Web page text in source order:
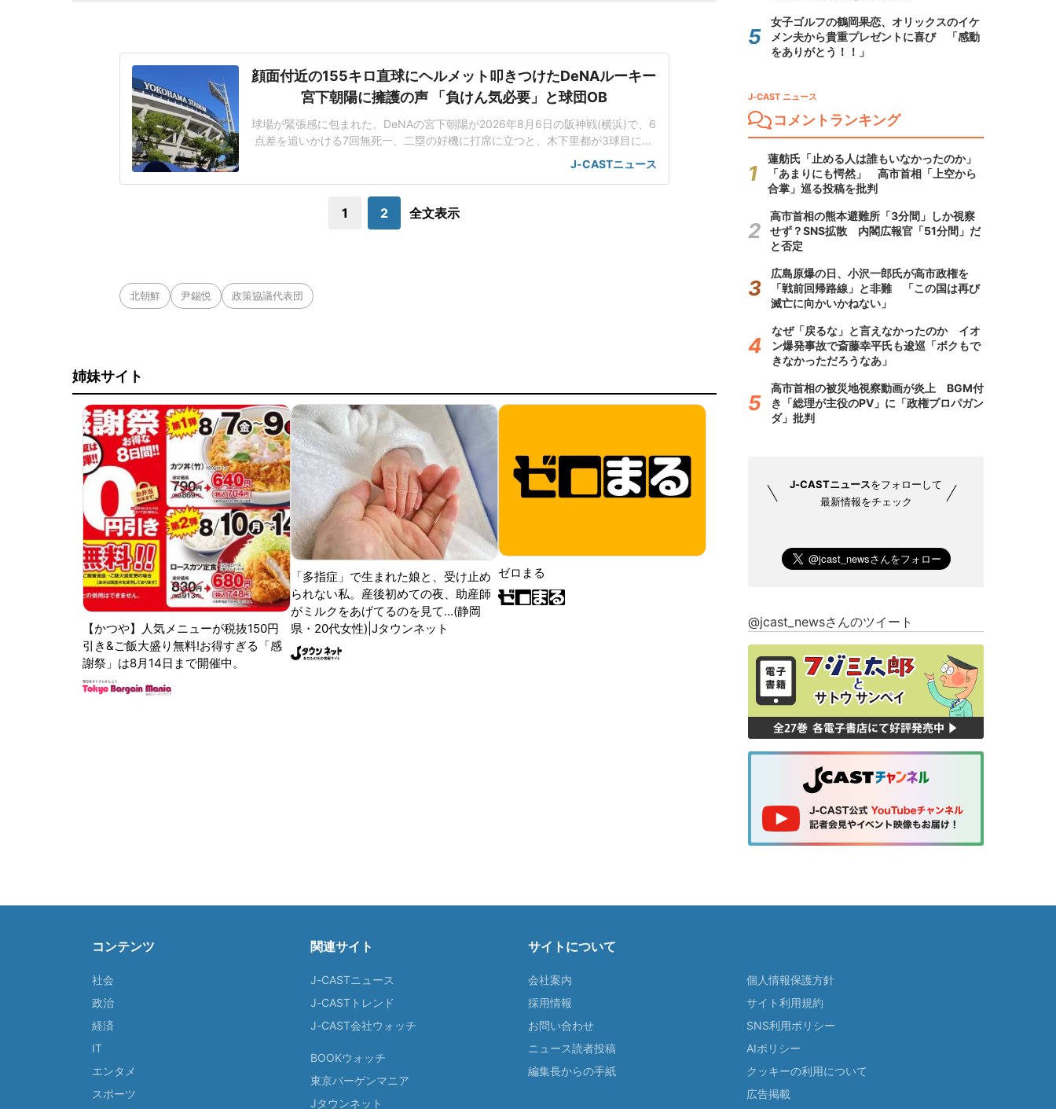
顔面付近の155キロ直球にヘルメット叩きつけたDeNAルーキー
宮下朝陽に擁護の声 「負けん気必要」と球団OB
球場が緊張感に包まれた。DeNAの宮下朝陽が2026年8月6日の阪神戦(横浜)で、6
点差を追いかける7回無死一、二塁の好機に打席に立つと、木下里都が3球目に投
じた155キロ直球が顔面付近へ。もんどり打ってよけた宮下は怒りの表情を見せて
ヘルメットを叩きつけた。「熱くなってしまった部分があったのでしょう」前日5
に死球を受けた。内
J-CASTニュース
1 2 全文表示
北朝鮮 尹錫悦 政策協議代表団
姉妹サイト
【かつや】人気メニューが税抜150円
引き&ご飯大盛り無料!お得すぎる「感
謝祭」は8月14日まで開催中。
「多指症」で生まれた娘と、受け止め
られない私。産後初めての夜、助産師
がミルクをあげてるのを見て...(静岡
県・20代女性)|Jタウンネット
ゼロまる
女子ゴルフの鶴岡果恋、オリックスのイケ
メン夫から貴重プレゼントに喜び 「感動
をありがとう！！」
J-CAST ニュース
コメントランキング
蓮舫氏「止める人は誰もいなかったのか」
「あまりにも愕然」 高市首相「上空から
合掌」巡る投稿を批判
高市首相の熊本避難所「3分間」しか視察
せず？SNS拡散 内閣広報官「51分間」だ
と否定
広島原爆の日、小沢一郎氏が高市政権を
「戦前回帰路線」と非難 「この国は再び
滅亡に向かいかねない」
なぜ「戻るな」と言えなかったのか イオ
ン爆発事故で斎藤幸平氏も逡巡「ボクもで
きなかっただろうなあ」
高市首相の被災地視察動画が炎上 BGM付
き「総理が主役のPV」に「政権プロパガン
ダ」批判
J-CASTニュースをフォローして
最新情報をチェック
@jcast_newsさんのツイート
コンテンツ
社会
政治
経済
IT
エンタメ
スポーツ
関連サイト
J-CASTニュース
J-CASTトレンド
J-CAST会社ウォッチ
BOOKウォッチ
東京バーゲンマニア
Jタウンネット
サイトについて
会社案内
採用情報
お問い合わせ
ニュース読者投稿
編集長からの手紙
個人情報保護方針
サイト利用規約
SNS利用ポリシー
AIポリシー
クッキーの利用について
広告掲載